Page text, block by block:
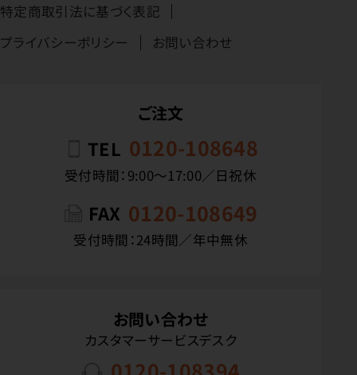
特定商取引法に基づく表記
プライバシーポリシー
お問い合わせ
ご注文
TEL 0120-108648
受付時間：9:00〜17:00／日祝休
FAX 0120-108649
受付時間：24時間／年中無休
お問い合わせ
カスタマーサービスデスク